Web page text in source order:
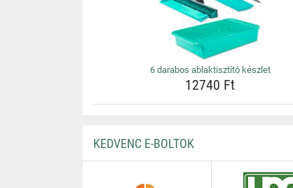
6 darabos ablaktisztító készlet
12740 Ft
KEDVENC E-BOLTOK